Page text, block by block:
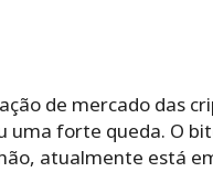
de mercado das
uma forte queda. O
atualmente está